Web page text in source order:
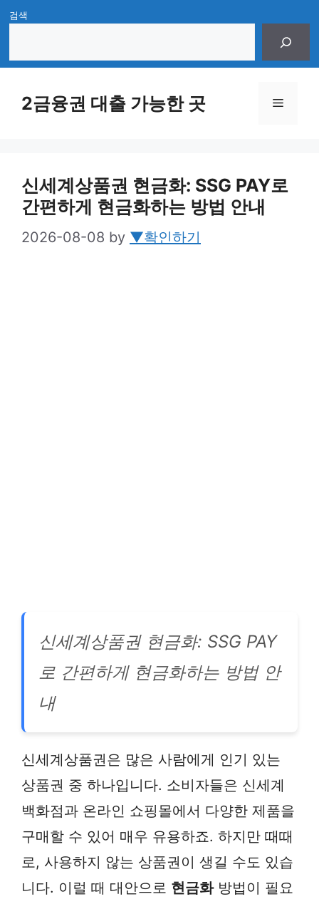
Skip
content
검색
2금융권 대출 가능한 곳 Menu
신세계상품권 현금화: SSG PAY로
간편하게 현금화하는 방법 안내
2026-08-08 by ▼확인하기
신세계상품권 현금화: SSG PAY
로 간편하게 현금화하는 방법 안
내
신세계상품권은 많은 사람에게 인기 있는
상품권 중 하나입니다. 소비자들은 신세계
백화점과 온라인 쇼핑몰에서 다양한 제품을
구매할 수 있어 매우 유용하죠. 하지만 때때
로, 사용하지 않는 상품권이 생길 수도 있습
니다. 이럴 때 대안으로 현금화방법이 필요